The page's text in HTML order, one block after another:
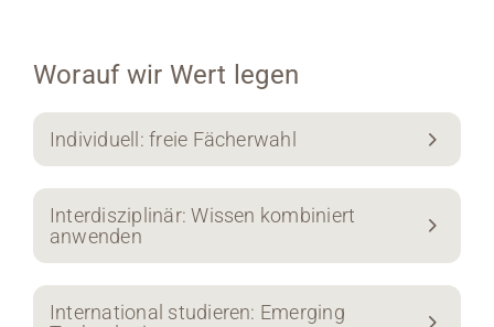
Worauf wir Wert legen
Individuell: freie Fächerwahl
Interdisziplinär: Wissen kombiniert
anwenden
International studieren: Emerging